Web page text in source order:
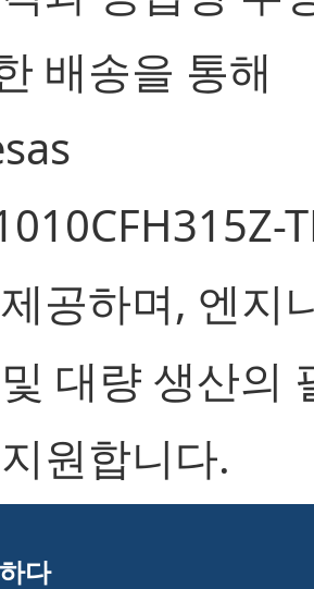
배송을 통해
공하며, 엔지
대량 생산의
원합니다.
다